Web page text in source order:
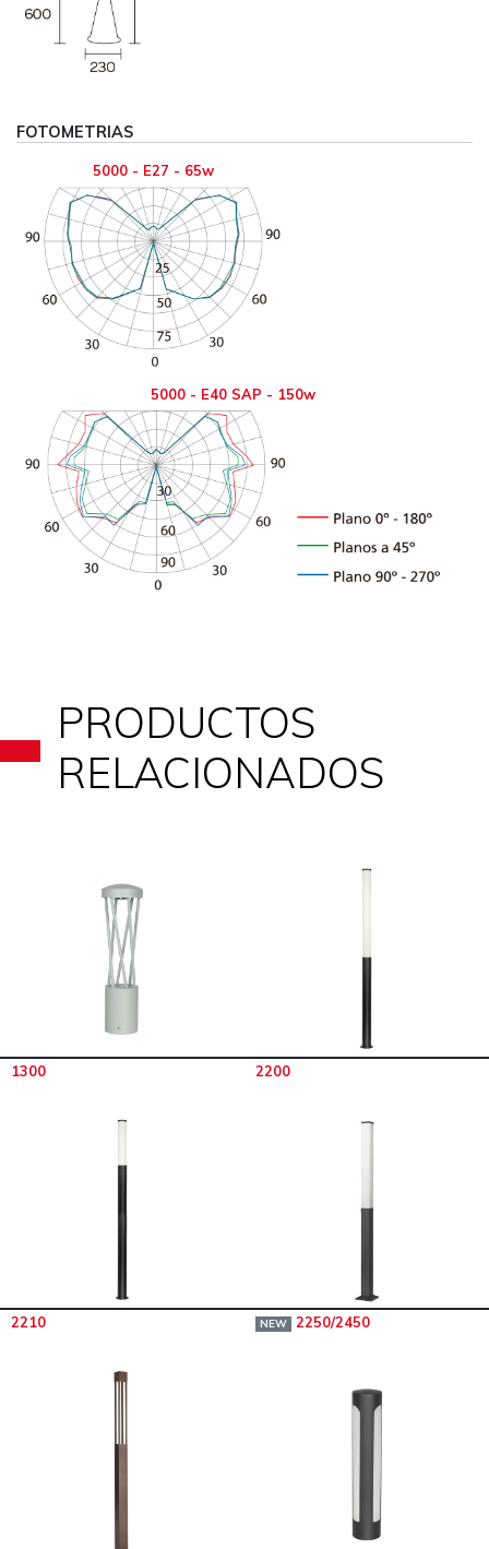
FOTOMETRIAS
5000 - E27 - 65w
5000 - E40 SAP - 150w
PRODUCTOS
RELACIONADOS
1300 2200
2210 NEW 2250/2450